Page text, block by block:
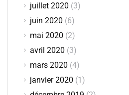
juillet 2020 (3)
juin 2020 (6)
mai 2020 (2)
avril 2020 (3)
mars 2020 (4)
janvier 2020 (1)